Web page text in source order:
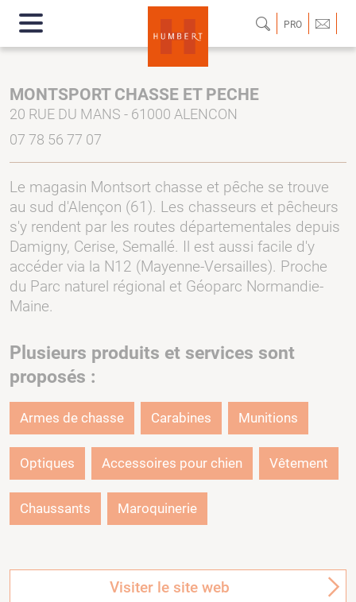
PRO
MONTSPORT CHASSE ET PECHE
20 RUE DU MANS - 61000 ALENCON
07 78 56 77 07
Le magasin Montsort chasse et pêche se trouve
au sud d'Alençon (61). Les chasseurs et pêcheurs
s'y rendent par les routes départementales depuis
Damigny, Cerise, Semallé. Il est aussi facile d'y
accéder via la N12 (Mayenne-Versailles). Proche
du Parc naturel régional et Géoparc Normandie-
Maine.
Plusieurs produits et services sont
proposés :
Armes de chasse Carabines Munitions
Optiques Accessoires pour chien Vêtement
Chaussants Maroquinerie
Visiter le site web